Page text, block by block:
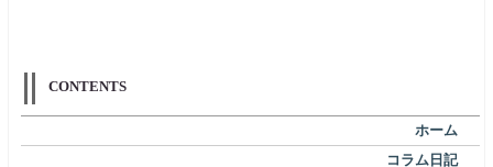
CONTENTS
ホーム
コラム日記